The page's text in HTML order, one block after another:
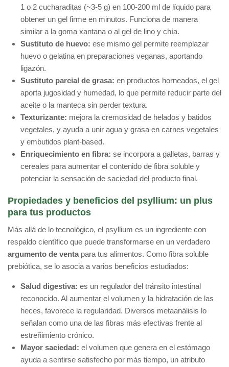
1 o 2 cucharaditas (~3-5 g) en 100-200 ml de líquido para
obtener un gel firme en minutos. Funciona de manera
similar a la goma xantana o al gel de lino y chía.
Sustituto de huevo: ese mismo gel permite reemplazar
huevo o gelatina en preparaciones veganas, aportando
ligazón.
Sustituto parcial de grasa: en productos horneados, el gel
aporta jugosidad y humedad, lo que permite reducir parte del
aceite o la manteca sin perder textura.
Texturizante: mejora la cremosidad de helados y batidos
vegetales, y ayuda a unir agua y grasa en carnes vegetales
y embutidos plant-based.
Enriquecimiento en fibra: se incorpora a galletas, barras y
cereales para aumentar el contenido de fibra soluble y
potenciar la sensación de saciedad del producto final.
Propiedades y beneficios del psyllium: un plus
para tus productos
Más allá de lo tecnológico, el psyllium es un ingrediente con
respaldo científico que puede transformarse en un verdadero
argumento de venta para tus alimentos. Como fibra soluble
prebiótica, se lo asocia a varios beneficios estudiados:
Salud digestiva: es un regulador del tránsito intestinal
reconocido. Al aumentar el volumen y la hidratación de las
heces, favorece la regularidad. Diversos metaanálisis lo
señalan como una de las fibras más efectivas frente al
estreñimiento crónico.
Mayor saciedad: el volumen que genera en el estómago
ayuda a sentirse satisfecho por más tiempo, un atributo